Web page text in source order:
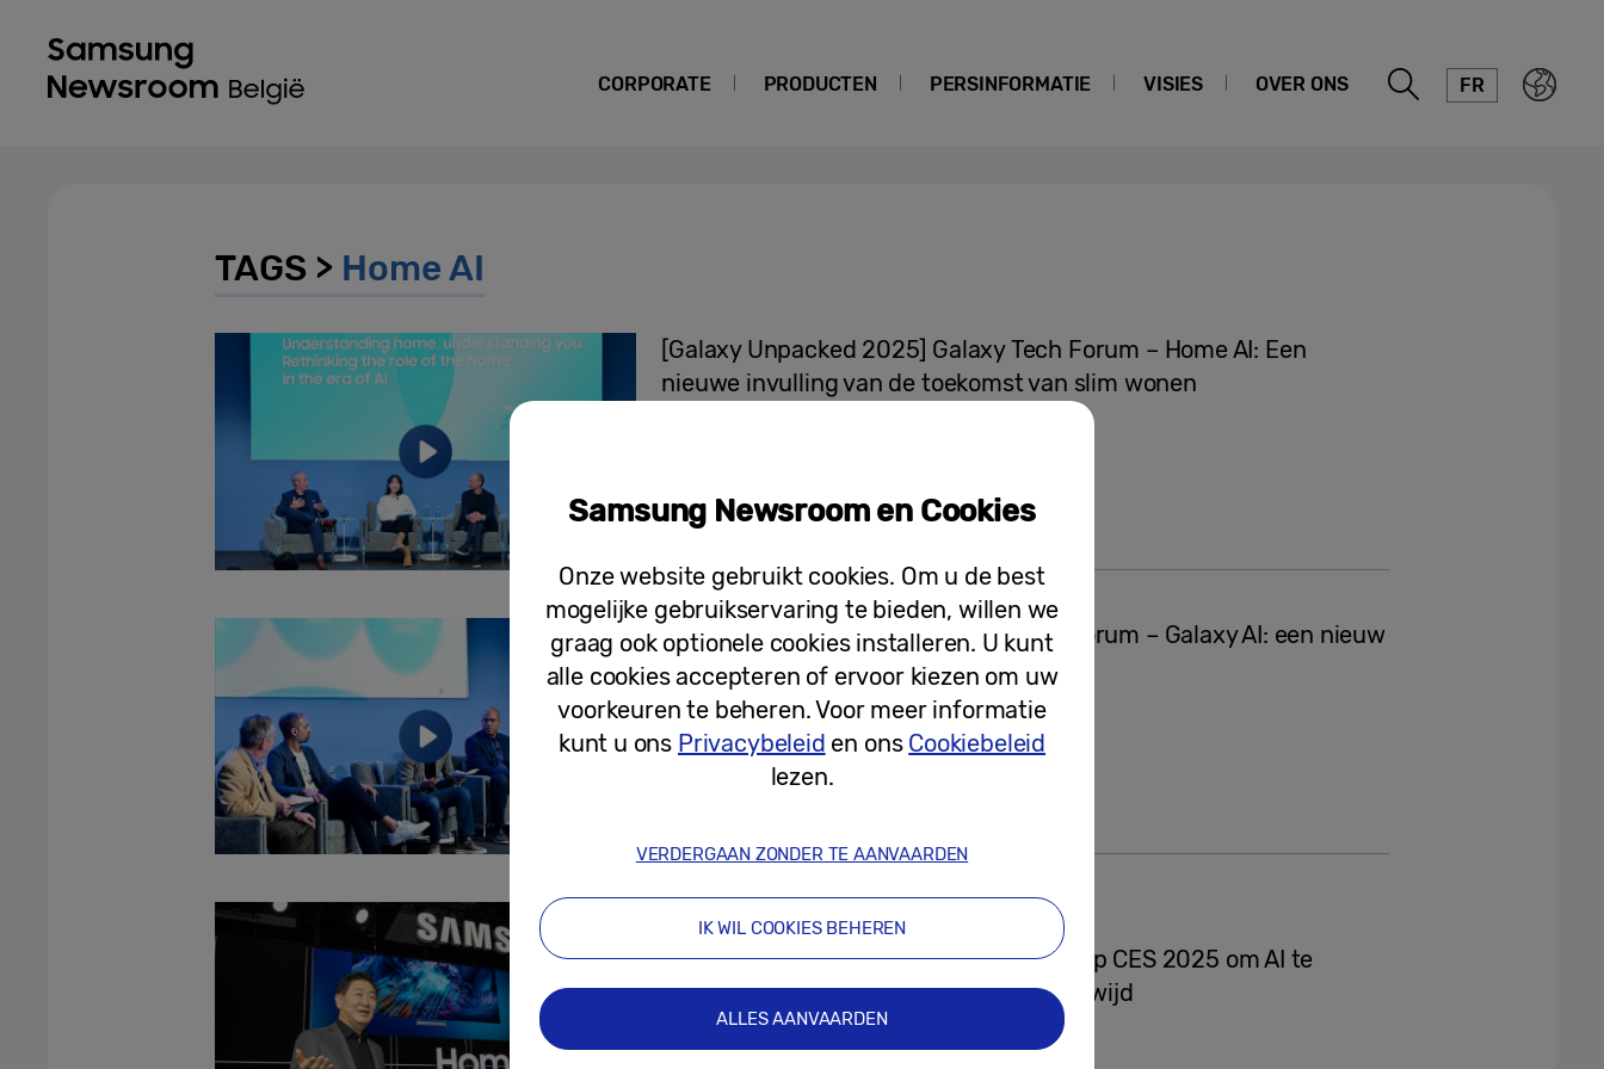
CORPORATE PRODUCTEN PERSINFORMATIE VISIES OVER ONS FR
TAGS > Home AI
[Galaxy Unpacked 2025] Galaxy Tech Forum – Home AI: Een
nieuwe invulling van de toekomst van slim wonen
[Galaxy Unpacked 2025] Galaxy Tech Forum – Galaxy AI: een nieuw
soort mobiele ervaring
Persberichten
Samsung breidt de “AI for All”-visie uit op CES 2025 om AI te
integreren in het dagelijks leven wereldwijd
Samsung Newsroom en Cookies
Onze website gebruikt cookies. Om u de best
mogelijke gebruikservaring te bieden, willen we
graag ook optionele cookies installeren. U kunt
alle cookies accepteren of ervoor kiezen om uw
voorkeuren te beheren. Voor meer informatie
kunt u ons Privacybeleid en ons Cookiebeleid
lezen.
VERDERGAAN ZONDER TE AANVAARDEN
IK WIL COOKIES BEHEREN
ALLES AANVAARDEN